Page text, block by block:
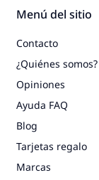
Menú del sitio
Contacto
¿Quiénes somos?
Opiniones
Ayuda FAQ
Blog
Tarjetas regalo
Marcas